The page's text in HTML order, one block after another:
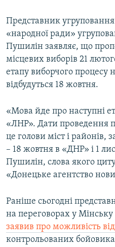
УКР
КТАТ
ДОЛУЧАЙСЯ!
Усі сайти RFE/RL
Представник
«народної ради»
Пушилін заявляє, що
місцевих виборів 21
етапу виборчого процесу
відбудуться 18 жовтня.
«Мова йде про наступні
«ЛНР». Дати проведення
це голови міст і
– 18 жовтня в «ДНР» і 1
Пушилін, слова якого
«Донецьке агентство
Раніше сьогодні
на переговорах у Мінську
заявив про можливість
контрольованих